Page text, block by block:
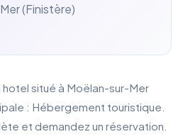
(Finistère)
hotel situé à Moëlan-sur-Mer
: Hébergement touristique.
et demandez un réservation.